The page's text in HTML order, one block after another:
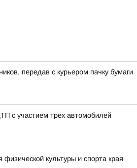
передав с курьером пачку бумаги
с участием трех автомобилей
культуры и спорта края